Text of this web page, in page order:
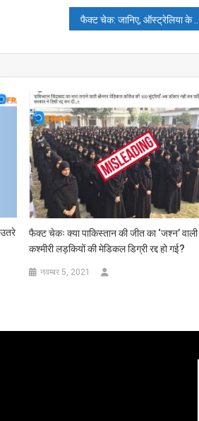
फैक्ट चेकः क्या पाकिस्तान की जीत का ‘जश्न’ वाली
कश्मीरी लड़कियों की मेडिकल डिग्री रद्द हो गई?
नवम्बर 5, 2021